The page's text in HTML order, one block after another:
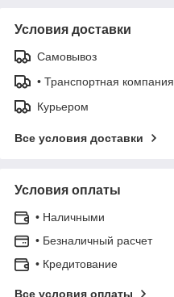
Условия доставки
Самовывоз
• Транспортная компания
Курьером
Все условия доставки
Условия оплаты
• Наличными
• Безналичный расчет
• Кредитование
Все условия оплаты